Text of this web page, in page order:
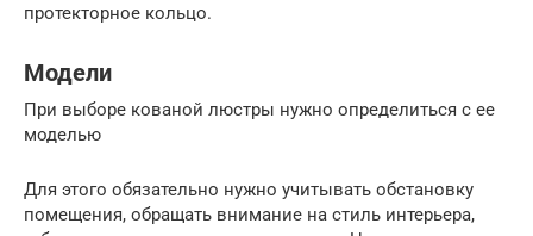
протекторное кольцо.
Модели
При выборе кованой люстры нужно определиться с ее
моделью
Для этого обязательно нужно учитывать обстановку
помещения, обращать внимание на стиль интерьера,